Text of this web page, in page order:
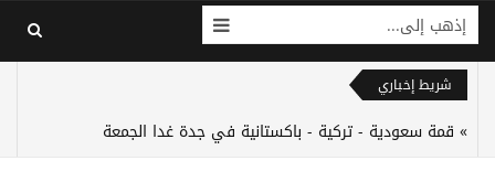
إذهب إلى...
شريط إخباري
عدوان إسرائ